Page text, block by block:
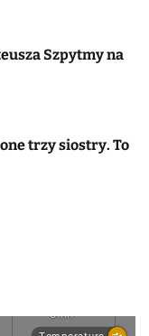
Szpytmy na
trzy siostry. To